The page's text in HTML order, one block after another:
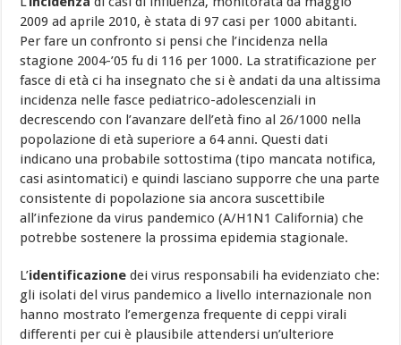
2009 ad aprile 2010, è stata di 97 casi per 1000 abitanti.
Per fare un confronto si pensi che l’incidenza nella
stagione 2004-’05 fu di 116 per 1000. La stratificazione per
fasce di età ci ha insegnato che si è andati da una altissima
incidenza nelle fasce pediatrico-adolescenziali in
decrescendo con l’avanzare dell’età fino al 26/1000 nella
popolazione di età superiore a 64 anni. Questi dati
indicano una probabile sottostima (tipo mancata notifica,
casi asintomatici) e quindi lasciano supporre che una parte
consistente di popolazione sia ancora suscettibile
all’infezione da virus pandemico (A/H1N1 California) che
potrebbe sostenere la prossima epidemia stagionale.
L’identificazionedei virus responsabili ha evidenziato che:
gli isolati del virus pandemico a livello internazionale non
hanno mostrato l’emergenza frequente di ceppi virali
differenti per cui è plausibile attendersi un’ulteriore